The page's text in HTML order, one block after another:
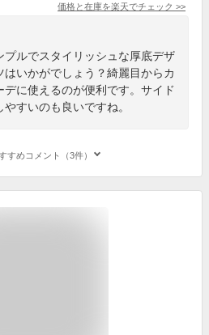
価格と在庫を楽天でチェック >>
プルでスタイリッシュな厚底デザ
いかがでしょう？綺麗目からカ
に使えるのが便利です。サイド
すいのも良いですね。
すめコメント（3件）